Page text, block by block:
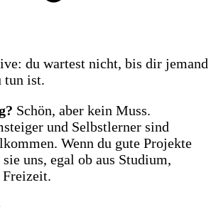
du wartest nicht, bis dir jemand
tun ist.
Schön, aber kein Muss.
und Selbstlerner sind
Wenn du gute Projekte
uns, egal ob aus Studium,
Freizeit.